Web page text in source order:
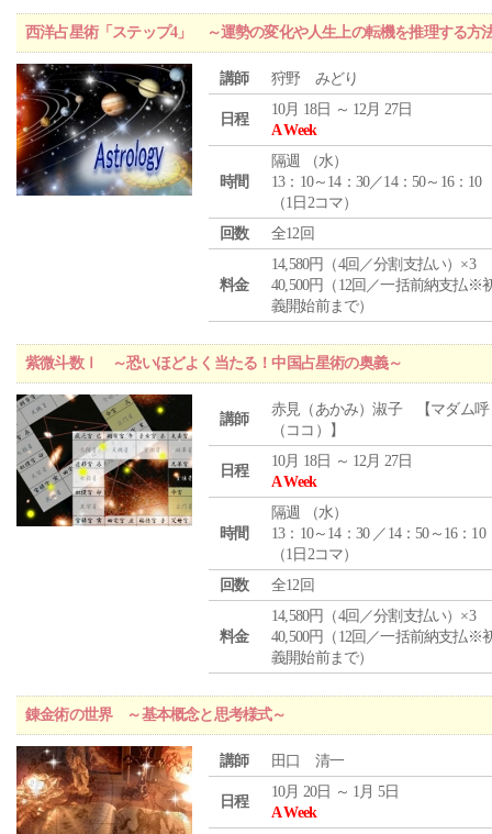
西洋占星術「ステップ4」 ～運勢の変化や人生上の転機を推理する方
講師 狩野 みどり
日程
10月 18日 ～ 12月 27日
A Week
時間
隔週 （水）
13：10～14：30／14：50～16：10
（1日2コマ）
回数
全12回
料金
14,580円（4回／分割支払い）×3
40,500円（12回／一括前納支払※
義開始前まで）
紫微斗数Ⅰ ～恐いほどよく当たる！中国占星術の奥義～
講師
赤見（あかみ）淑子 【マダム呼
（ココ）】
日程
10月 18日 ～ 12月 27日
A Week
時間
隔週 （水）
13：10～14：30 ／14：50～16：10
（1日2コマ）
回数
全12回
料金
14,580円（4回／分割支払い）×3
40,500円（12回／一括前納支払※
義開始前まで）
錬金術の世界 ～基本概念と思考様式～
講師 田口 清一
日程
10月 20日 ～ 1月 5日
A Week